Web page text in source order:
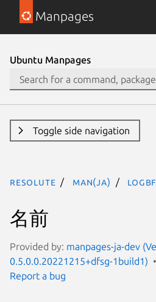
Manpages
Ubuntu Manpages
Toggle side navigation
resolute man(ja)
名前
Provided by: manpages-ja-dev
0.5.0.0.20221215+dfsg-1build1)
Report a bug